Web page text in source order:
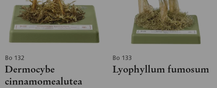
Bo 132
Dermocybe
cinnamomealutea
Bo 133
Lyophyllum fumosum